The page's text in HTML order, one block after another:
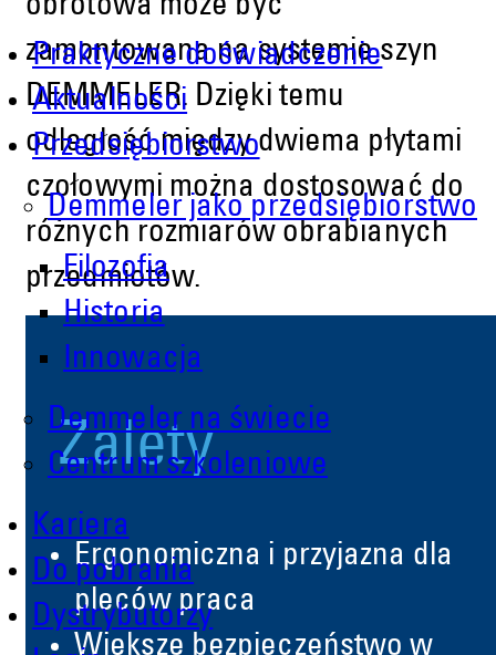
Praktyczne doświadczenie
Aktualności
Przedsiębiorstwo
Demmeler jako przedsiębiorstwo
Filozofia
Historia
Innowacja
Demmeler na świecie
Centrum szkoleniowe
Kariera
Do pobrania
Dystrybutorzy
obrotowa może być
zamontowana na systemie szyn
DEMMELER. Dzięki temu
odległość między dwiema płytami
czołowymi można dostosować do
różnych rozmiarów obrabianych
przedmiotów.
Zalety
Ergonomiczna i przyjazna dla
pleców praca
Większe bezpieczeństwo w